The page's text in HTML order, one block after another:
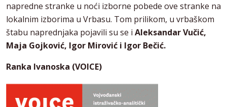
napredne stranke u noći izborne pobede ove stranke na
lokalnim izborima u Vrbasu. Tom prilikom, u vrbaškom
štabu naprednjaka pojavili su se i Aleksandar Vučić,
Maja Gojković, Igor Mirović i Igor Bečić.
Ranka Ivanoska (VOICE)